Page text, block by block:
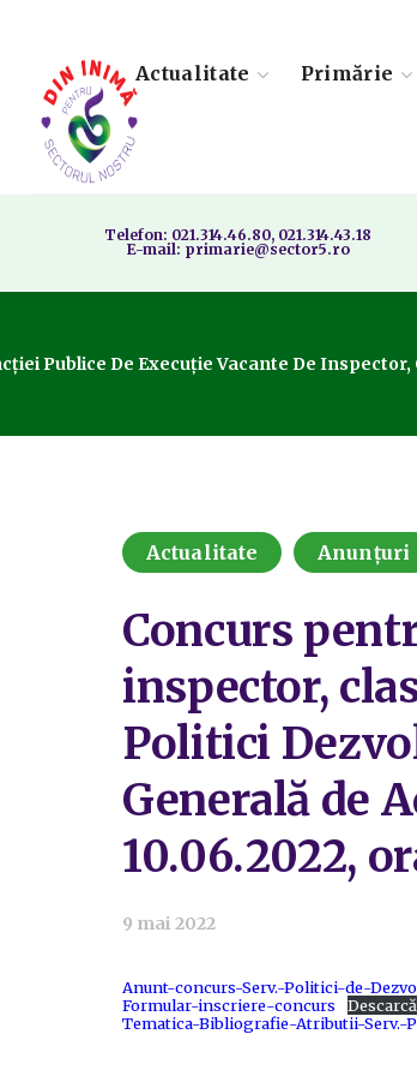
Actualitate Primărie
Telefon: 021.314.46.80, 021.314.43.18
E-mail: primarie@sector5.ro
Publice De Execuție Vacante De
Actualitate Anunțuri
Concurs
inspector,
Politici
Generală de
10.06.2022,
9 mai 2022
Anunt-concurs-Serv.-Politici-de-
Formular-inscriere-concurs
Descarcă
Tematica-Bibliografie-Atributii-Serv.-